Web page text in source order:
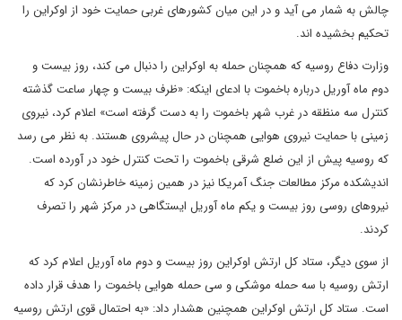
چالش به شمار می آید و در این میان کشورهای غربی حمایت خود از اوکراین را
تحکیم بخشیده اند.
وزارت دفاع روسیه که همچنان حمله به اوکراین را دنبال می کند، روز بیست و
دوم ماه آوریل درباره باخموت با ادعای اینکه: «ظرف بیست و چهار ساعت گذشته
کنترل سه منظقه در غرب شهر باخموت را به دست گرفته است» ‌اعلام کرد،‌ نیروی
زمینی با حمایت نیروی هوایی همچنان در حال پیشروی هستند. به نظر می رسد
که روسیه پیش از این ضلع شرقی باخموت را تحت کنترل خود در آورده است.
اندیشکده مرکز مطالعات جنگ آمریکا نیز در همین زمینه خاطرنشان کرد که
نیروهای روسی روز بیست و یکم ماه آوریل ایستگاهی در مرکز شهر را تصرف
کردند.
از سوی دیگر، ستاد کل ارتش اوکراین روز بیست و دوم ماه آوریل اعلام کرد که
ارتش روسیه با سه حمله موشکی و سی حمله هوایی باخموت را هدف قرار داده
است. ستاد کل ارتش اوکراین همچنین هشدار داد: «به احتمال قوی ارتش روسیه